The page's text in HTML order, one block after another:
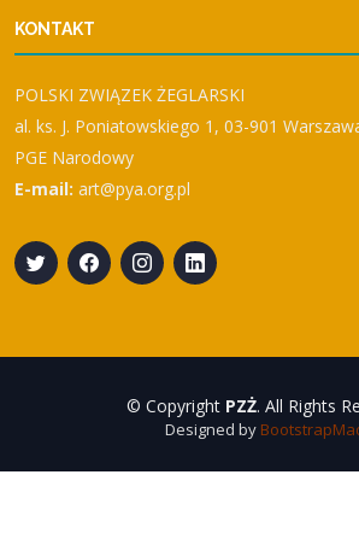
KONTAKT
POLSKI ZWIĄZEK ŻEGLARSKI
al. ks. J. Poniatowskiego 1, 03-901
PGE Narodowy
E-mail: art@pya.org.pl
© Copyright PZŻ. All Rights
Designed by